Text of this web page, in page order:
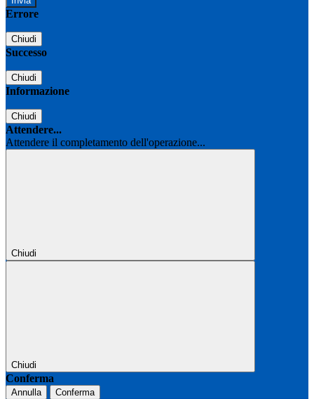
Errore
Chiudi
Successo
Chiudi
Informazione
Chiudi
Attendere...
Attendere il completamento dell'operazione...
Chiudi
Chiudi
Conferma
Annulla Conferma